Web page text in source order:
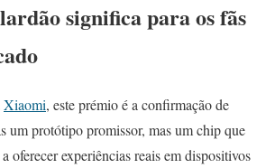
significa para os fãs
Xiaomi, este prémio é a confirmação de
um protótipo promissor, mas um chip que
oferecer experiências reais em dispositivos